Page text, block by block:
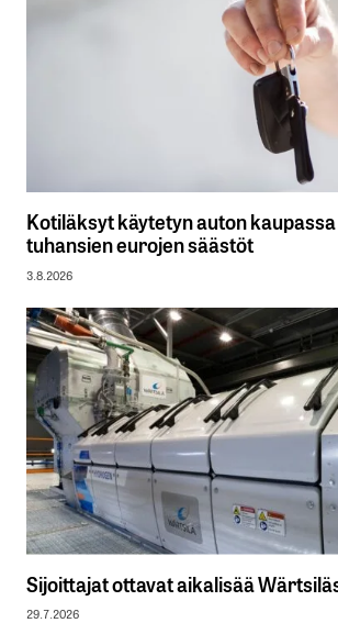
Kotiläksyt käytetyn auton
tuhansien eurojen säästöt
3.8.2026
Sijoittajat ottavat aikalisää
29.7.2026